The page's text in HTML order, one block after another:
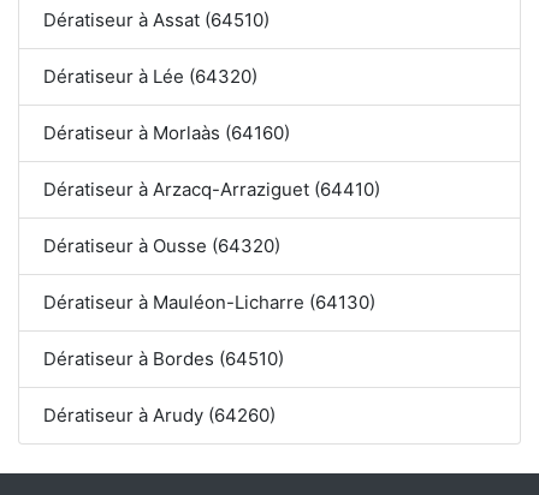
Dératiseur à Assat (64510)
Dératiseur à Lée (64320)
Dératiseur à Morlaàs (64160)
Dératiseur à Arzacq-Arraziguet (64410)
Dératiseur à Ousse (64320)
Dératiseur à Mauléon-Licharre (64130)
Dératiseur à Bordes (64510)
Dératiseur à Arudy (64260)